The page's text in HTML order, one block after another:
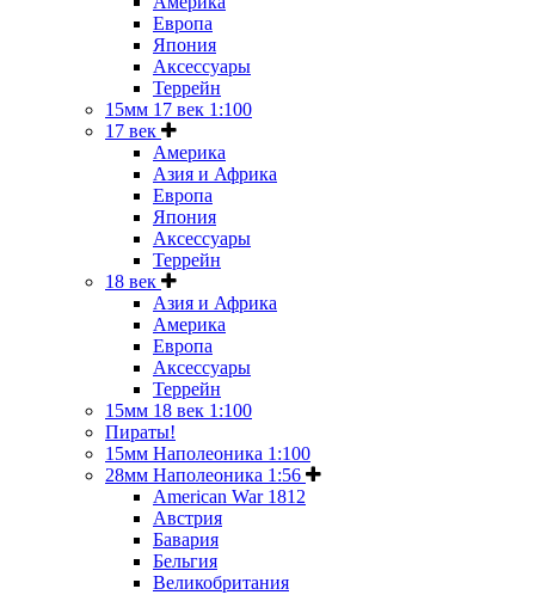
Европа
Япония
Аксессуары
Террейн
15мм 17 век 1:100
17 век
Америка
Азия и Африка
Европа
Япония
Аксессуары
Террейн
18 век
Азия и Африка
Америка
Европа
Аксессуары
Террейн
15мм 18 век 1:100
Пираты!
15мм Наполеоника 1:100
28мм Наполеоника 1:56
American War 1812
Австрия
Бавария
Бельгия
Великобритания